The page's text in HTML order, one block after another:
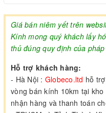
Giá bán niêm yết trên
Kính mong quý khách lấy
thủ đúng quy định của
Hỗ trợ khách hàng:
- Hà Nội : Globeco.ltd hỗ
vòng bán kính 10km tại
nhận hàng và thanh toán